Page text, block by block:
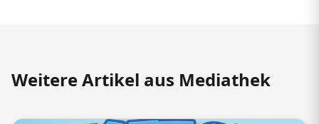
Weitere Artikel aus Mediathek